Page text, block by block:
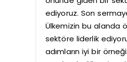
ediyoruz. Son
Ülkemizin bu alanda
sektöre liderlik
adımların iyi bir